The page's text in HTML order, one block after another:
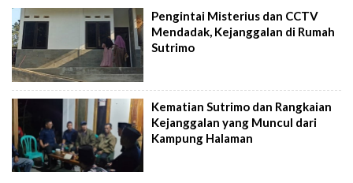
Pengintai Misterius dan CCTV
Mendadak, Kejanggalan di Rumah
Sutrimo
Kematian Sutrimo dan Rangkaian
Kejanggalan yang Muncul dari
Kampung Halaman